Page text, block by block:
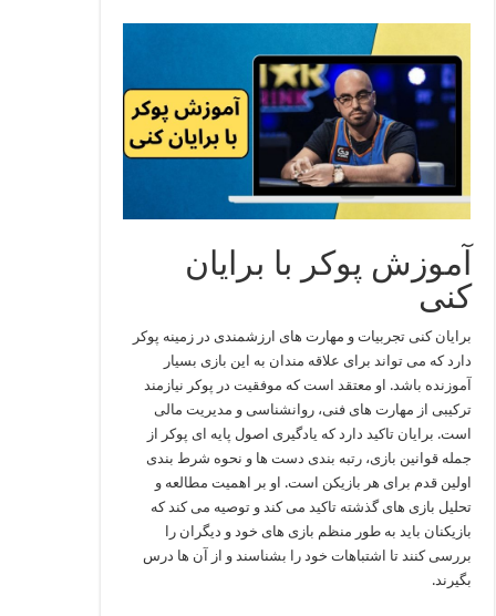
آموزش پوکر با برایان
کنی
برایان کنی تجربیات و مهارت‌ های ارزشمندی در زمینه پوکر
دارد که می‌ تواند برای علاقه‌ مندان به این بازی بسیار
آموزنده باشد. او معتقد است که موفقیت در پوکر نیازمند
ترکیبی از مهارت‌ های فنی، روانشناسی و مدیریت مالی
است. برایان تاکید دارد که یادگیری اصول پایه‌ ای پوکر از
جمله قوانین بازی، رتبه‌ بندی دست‌ ها و نحوه شرط‌ بندی
اولین قدم برای هر بازیکن است. او بر اهمیت مطالعه و
تحلیل بازی‌ های گذشته تاکید می‌ کند و توصیه می‌ کند که
بازیکنان باید به طور منظم بازی‌ های خود و دیگران را
بررسی کنند تا اشتباهات خود را بشناسند و از آن ها درس
بگیرند.